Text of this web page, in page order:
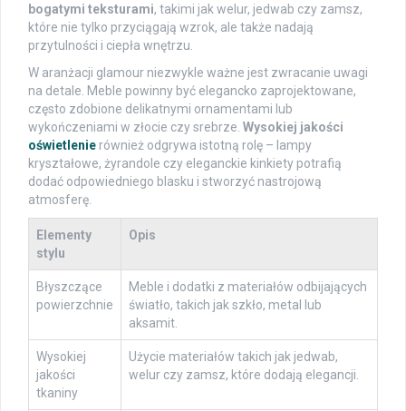
bogatymi teksturami, takimi jak welur, jedwab czy zamsz,
które nie tylko przyciągają wzrok, ale także nadają
przytulności i ciepła wnętrzu.
W aranżacji glamour niezwykle ważne jest zwracanie uwagi
na detale. Meble powinny być elegancko zaprojektowane,
często zdobione delikatnymi ornamentami lub
wykończeniami w złocie czy srebrze. Wysokiej jakości
oświetlenie również odgrywa istotną rolę – lampy
kryształowe, żyrandole czy eleganckie kinkiety potrafią
dodać odpowiedniego blasku i stworzyć nastrojową
atmosferę.
Elementy
stylu
Opis
Błyszczące
powierzchnie
Meble i dodatki z materiałów odbijających
światło, takich jak szkło, metal lub
aksamit.
Wysokiej
jakości
tkaniny
Użycie materiałów takich jak jedwab,
welur czy zamsz, które dodają elegancji.